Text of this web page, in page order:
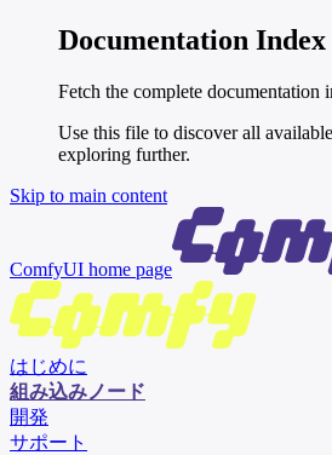
Documentation Index
Fetch the complete documentation
Use this file to discover all
exploring further.
Skip to main content
ComfyUI home page
はじめに
組み込みノード
開発
サポート